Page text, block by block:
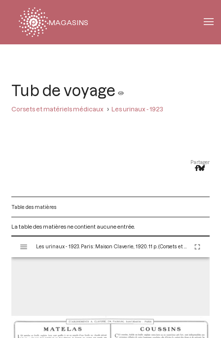
MAGASINS
Tub de voyage
Corsets et matériels médicaux Les urinaux - 1923
Partager
Table des matières
La table des matières ne contient aucune entrée.
s
u